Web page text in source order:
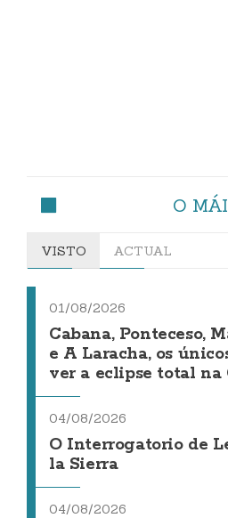
O
VISTO ACTUAL
01/08/2026
Cabana, Ponteceso,
e A Laracha, os
ver a eclipse total na
04/08/2026
O Interrogatorio de
la Sierra
04/08/2026